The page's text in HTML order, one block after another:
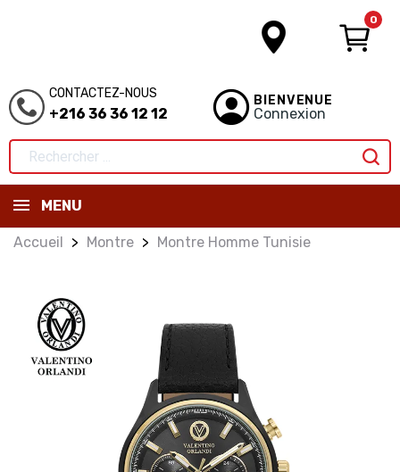
0
CONTACTEZ-NOUS
+216 36 36 12 12
BIENVENUE
Connexion
MENU
Accueil Montre Montre Homme Tunisie